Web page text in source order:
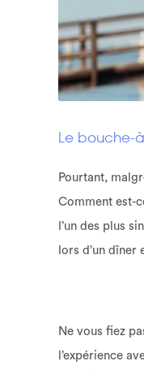
Le bouche-
Pourtant,
Comment est-
l’un des plus
lors d’un
Ne vous fiez
l’expérience